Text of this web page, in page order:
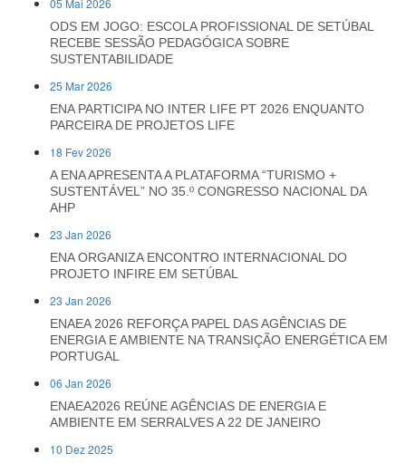
05 Mai 2026
ODS EM JOGO: ESCOLA PROFISSIONAL DE SETÚBAL
RECEBE SESSÃO PEDAGÓGICA SOBRE
SUSTENTABILIDADE
25 Mar 2026
ENA PARTICIPA NO INTER LIFE PT 2026 ENQUANTO
PARCEIRA DE PROJETOS LIFE
18 Fev 2026
A ENA APRESENTA A PLATAFORMA “TURISMO +
SUSTENTÁVEL” NO 35.º CONGRESSO NACIONAL DA
AHP
23 Jan 2026
ENA ORGANIZA ENCONTRO INTERNACIONAL DO
PROJETO INFIRE EM SETÚBAL
23 Jan 2026
ENAEA 2026 REFORÇA PAPEL DAS AGÊNCIAS DE
ENERGIA E AMBIENTE NA TRANSIÇÃO ENERGÉTICA EM
PORTUGAL
06 Jan 2026
ENAEA2026 REÚNE AGÊNCIAS DE ENERGIA E
AMBIENTE EM SERRALVES A 22 DE JANEIRO
10 Dez 2025